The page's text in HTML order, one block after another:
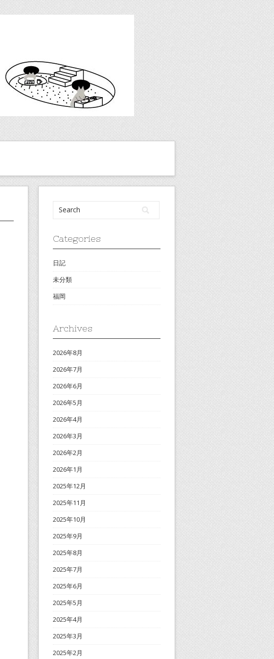
Categories
日記
未分類
福岡
Archives
2026年8月
2026年7月
2026年6月
2026年5月
2026年4月
2026年3月
2026年2月
2026年1月
2025年12月
2025年11月
2025年10月
2025年9月
2025年8月
2025年7月
2025年6月
2025年5月
2025年4月
2025年3月
2025年2月